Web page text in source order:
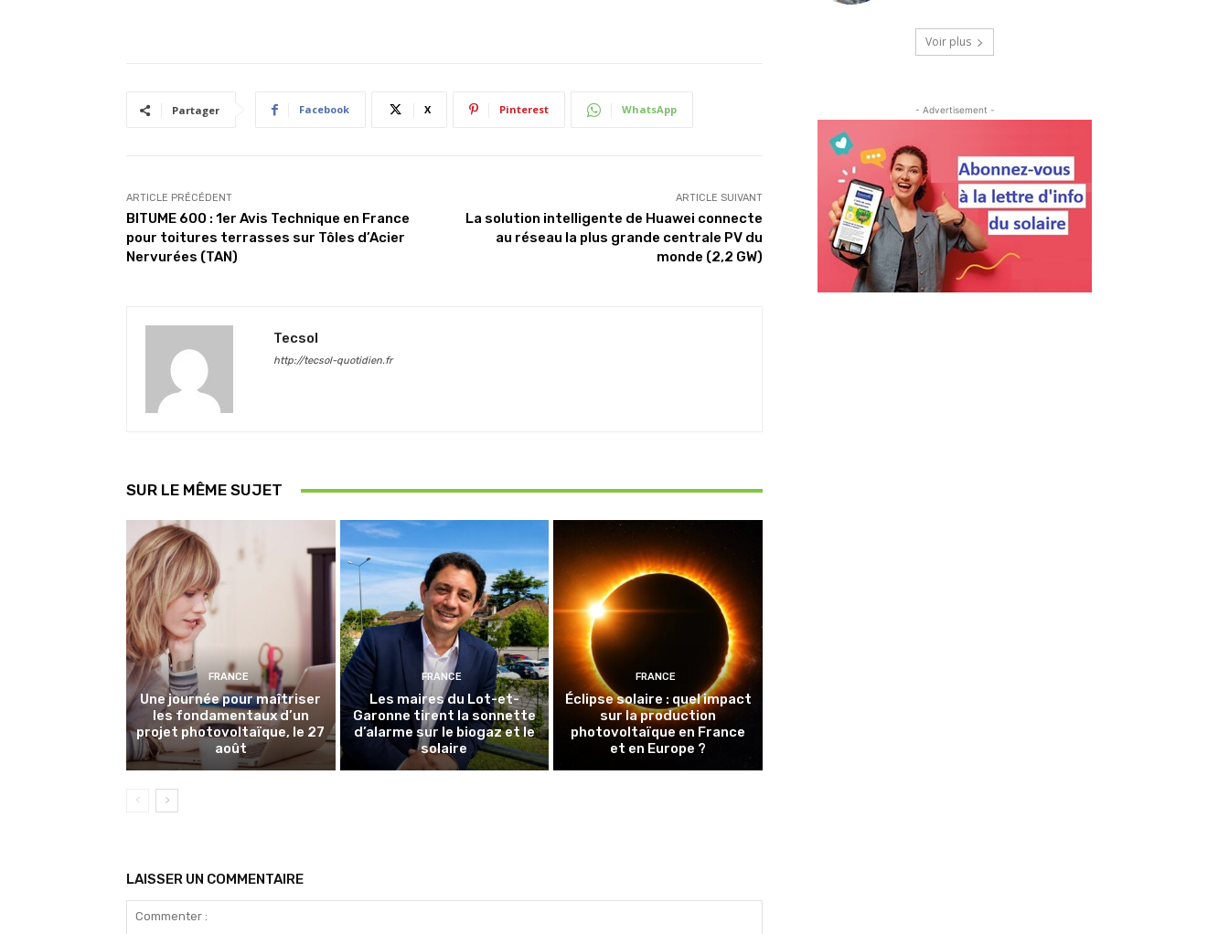
Partager Facebook X Pinterest WhatsApp
ARTICLE PRÉCÉDENT
BITUME 600 : 1er Avis Technique en France
pour toitures terrasses sur Tôles d’Acier
Nervurées (TAN)
ARTICLE SUIVANT
La solution intelligente de Huawei connecte
au réseau la plus grande centrale PV du
monde (2,2 GW)
Tecsol
http://tecsol-quotidien.fr
SUR LE MÊME SUJET
FRANCE
Une journée pour maîtriser
les fondamentaux d’un
projet photovoltaïque, le 27
août
FRANCE
Les maires du Lot-et-
Garonne tirent la sonnette
d’alarme sur le biogaz et le
solaire
FRANCE
Éclipse solaire : quel impact
sur la production
photovoltaïque en France
et en Europe ?
LAISSER UN COMMENTAIRE
Voir plus
- Advertisement -